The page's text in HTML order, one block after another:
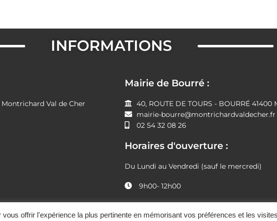
INFORMATIONS
Montrichard Val de Cher
Mairie de Bourré :
40, ROUTE DE TOURS - BOURRÉ
mairie-bourre@montrichardvaldecher.fr
02 54 32 08 26
Horaires d'ouverture :
Du Lundi au Vendredi (sauf le mercredi)
9h00- 12h00
|Mentions légales|Plan du site
offrir l'expérience la plus pertinente en mémorisant vos préférences et les visites